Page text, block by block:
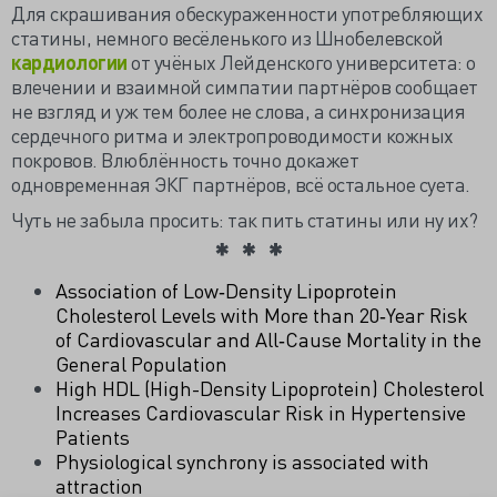
Для скрашивания обескураженности употребляющих
статины, немного весёленького из Шнобелевской
кардиологииот учёных Лейденского университета: о
влечении и взаимной симпатии партнёров сообщает
не взгляд и уж тем более не слова, а синхронизация
сердечного ритма и электропроводимости кожных
покровов. Влюблённость точно докажет
одновременная ЭКГ партнёров, всё остальное суета.
Чуть не забыла просить: так пить статины или ну их?
Association of Low‐Density Lipoprotein
Cholesterol Levels with More than 20‐Year Risk
of Cardiovascular and All‐Cause Mortality in the
General Population
High HDL (High-Density Lipoprotein) Cholesterol
Increases Cardiovascular Risk in Hypertensive
Patients
Physiological synchrony is associated with
attraction